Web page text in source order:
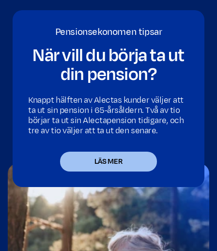
Pensionsekonomen tipsar
När vill du börja ta ut
din pension?
Knappt hälften av Alectas kunder väljer att
ta ut sin pension i 65-årsåldern. Två av tio
börjar ta ut sin Alectapension tidigare, och
tre av tio väljer att ta ut den senare.
LÄS MER